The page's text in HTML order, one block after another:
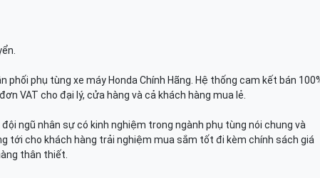
phối phụ tùng xe máy Honda Chính Hãng. Hệ thống cam kết bán
VAT cho đại lý, cửa hàng và cả khách hàng mua lẻ.
ngũ nhân sự có kinh nghiệm trong ngành phụ tùng nói chung và
tới cho khách hàng trải nghiệm mua sắm tốt đi kèm chính sách giá
thân thiết.